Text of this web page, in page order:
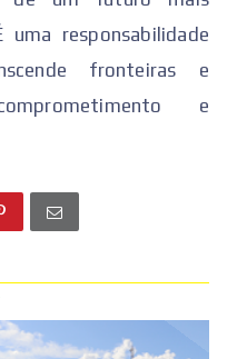
responsabilidade
fronteiras e
e